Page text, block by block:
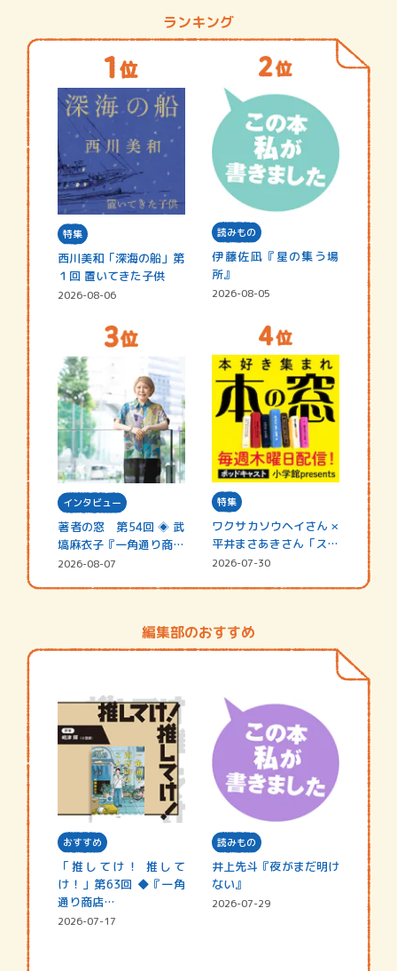
ランキング
特集
西川美和「深海の船」第
１回 置いてきた子供
2026-08-06
読みもの
伊藤佐凪『星の集う場
所』
2026-08-05
インタビュー
著者の窓 第54回 ◈ 武
塙麻衣子『一角通り商店
街の…
2026-08-07
特集
ワクサカソウヘイさん ×
平井まさあきさん「スペ
シャ…
2026-07-30
編集部のおすすめ
おすすめ
「推してけ！ 推して
け！」第63回 ◆『一角
通り商店…
2026-07-17
読みもの
井上先斗『夜がまだ明け
ない』
2026-07-29